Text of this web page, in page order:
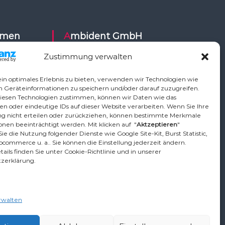
Zustimmung verwalten
optimales Erlebnis zu bieten, verwenden wir Technologien wie
Geräteinformationen zu speichern und/oder darauf zuzugreifen.
Technologien zustimmen, können wir Daten wie das
oder eindeutige IDs auf dieser Website verarbeiten. Wenn Sie Ihre
nicht erteilen oder zurückziehen, können bestimmte Merkmale
beeinträchtigt werden. Mit klicken auf "Aktzeptieren"
die Nutzung folgender Dienste wie Google Site-Kit, Burst Statistic,
u. a.. Sie können die Einstellung jederzeit ändern.
finden Sie unter Cookie-Richtlinie und in unserer
TKD,
Ambident GmbH
Dental Geräte Handel und Service
Neumannstr. 3B
13189 Berlin
Tel.: +49 30 448 82 21
Fax: +49 30 54 83 72 85
Email: info@ambident.de